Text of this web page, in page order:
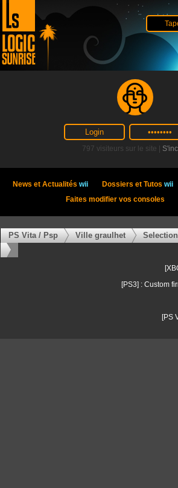
797 visiteurs sur le site |
News et Actualités wii Dossiers et Tutos wii
Faites modifier vos consoles
PS Vita / Psp Ville graulhet
[PS3] : Custom
[PS